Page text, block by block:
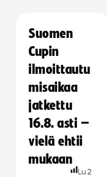
Suomen
Cupin
ilmoittautu
misaikaa
jatkettu
16.8. asti –
vielä ehtii
mukaan
Lu2